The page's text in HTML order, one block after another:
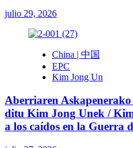
julio 29, 2026
China | 中国
EPC
Kim Jong Un
Aberriaren
ditu Kim Jong Unek /
a los caídos en la Guerra